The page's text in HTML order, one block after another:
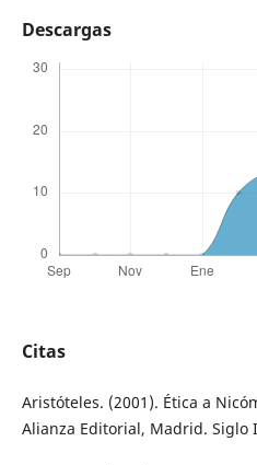
Descargas
Citas
Aristóteles. (2001). Ética a
Alianza Editorial, Madrid. Siglo